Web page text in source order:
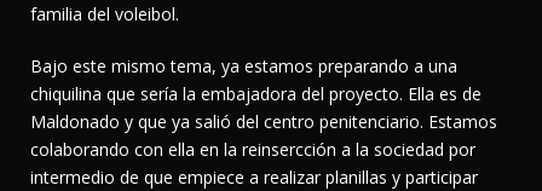
familia del voleibol.
Bajo este mismo tema, ya estamos preparando a una
chiquilina que sería la embajadora del proyecto. Ella es de
Maldonado y que ya salió del centro penitenciario. Estamos
colaborando con ella en la reinsercción a la sociedad por
intermedio de que empiece a realizar planillas y participar